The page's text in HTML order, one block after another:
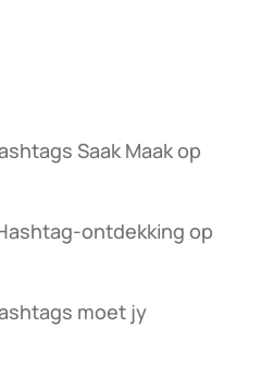
Saak Maak op
ontdekking op
moet jy